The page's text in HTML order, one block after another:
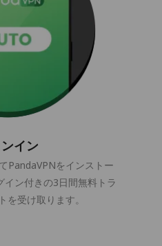
イン
PandaVPNをインストー
イン付きの3日間無料トラ
を受け取ります。